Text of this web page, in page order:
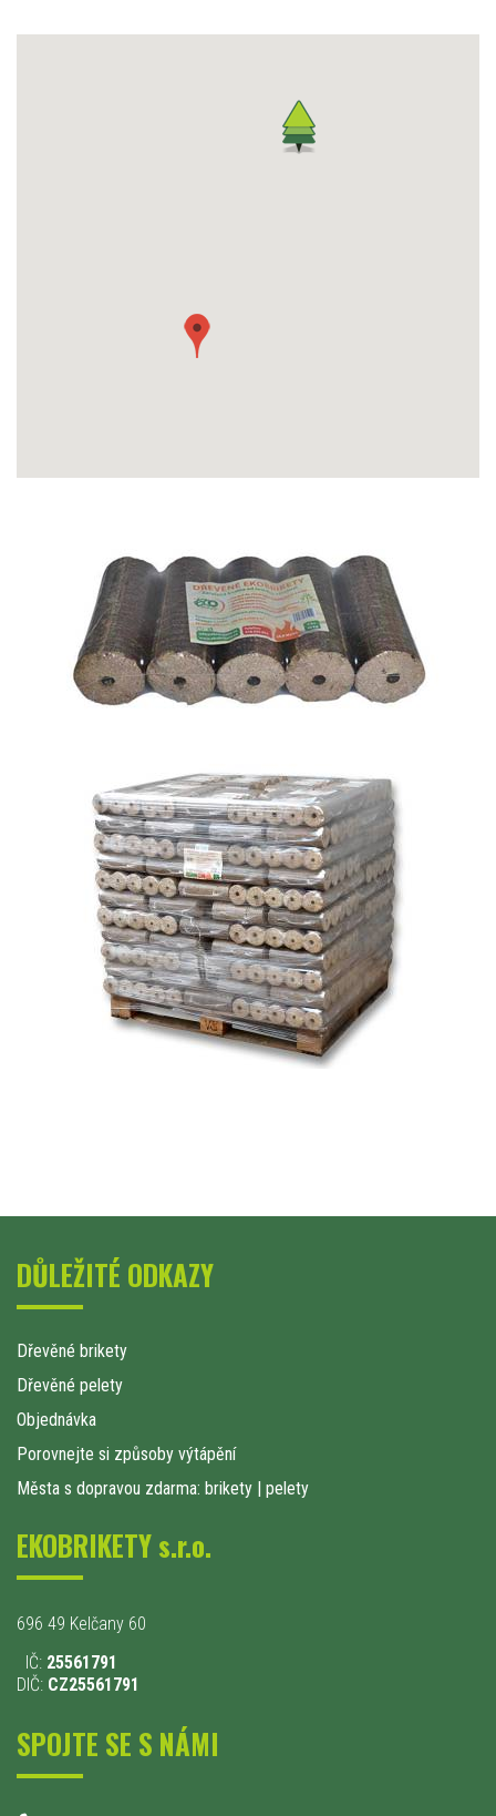
DŮLEŽITÉ ODKAZY
Dřevěné brikety
Dřevěné pelety
Objednávka
Porovnejte si způsoby výtápění
Města s dopravou zdarma: brikety | pelety
EKOBRIKETY s.r.o.
696 49 Kelčany 60
IČ: 25561791
DIČ: CZ25561791
SPOJTE SE S NÁMI